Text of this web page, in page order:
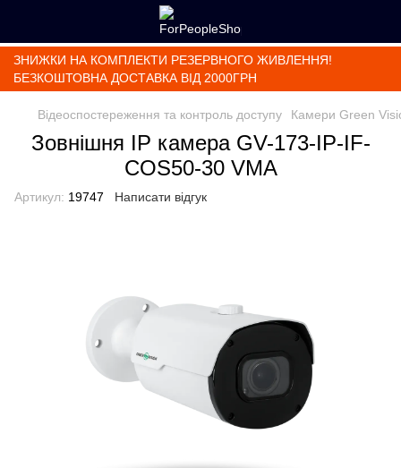
ЗНИЖКИ НА КОМПЛЕКТИ РЕЗЕРВНОГО ЖИВЛЕННЯ!
БЕЗКОШТОВНА ДОСТАВКА ВІД 2000ГРН
Відеоспостереження та контроль доступу Камери Green
Зовнішня IP камера GV-173-IP-IF-
COS50-30 VMA
Артикул: 19747 Написати відгук